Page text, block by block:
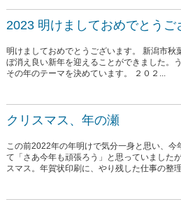
2023 明けましておめでとうご
明けましておめでとうございます。 新潟市秋
ぼ消え良い新年を迎えることができました。
その年のテーマを決めています。 ２０２...
クリスマス、年の瀬
この前2022年の年明けで気分一身と思い、今
て「さあ今年も頑張ろう」と思っていました
スマス。年賀状印刷に、やり残した仕事の整